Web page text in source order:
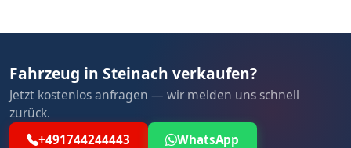
Fahrzeug in Steinach verkaufen?
Jetzt kostenlos anfragen — wir melden uns schnell
zurück.
+491744244443 WhatsApp